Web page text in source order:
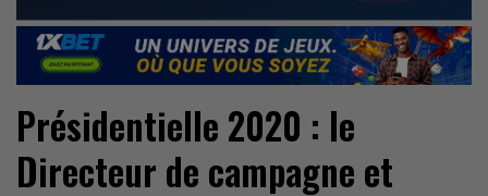
Présidentielle 2020 : le
Directeur de campagne et